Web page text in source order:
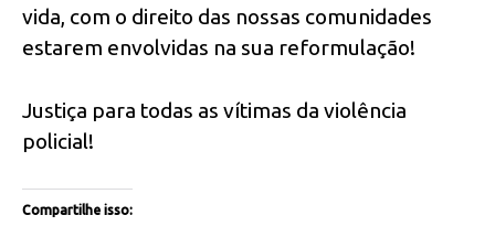
vida, com o direito das nossas comunidades
estarem envolvidas na sua reformulação!
Justiça para todas as vítimas da violência
policial!
Compartilhe isso: